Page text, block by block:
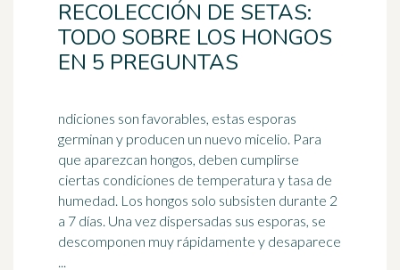
RECOLECCIÓN DE SETAS:
TODO SOBRE LOS HONGOS
EN 5 PREGUNTAS
ndiciones son favorables, estas esporas
germinan y producen un nuevo micelio. Para
que aparezcan hongos, deben cumplirse
ciertas condiciones de temperatura y tasa de
humedad. Los hongos solo subsisten durante 2
a 7 días. Una vez dispersadas sus esporas, se
descomponen muy rápidamente y desaparece
...